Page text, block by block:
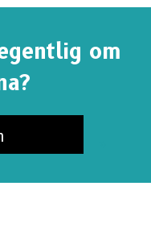
om